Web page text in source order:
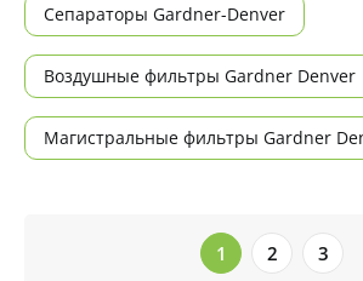
Сепараторы Gardner-Denver
Воздушные фильтры Gardner Denver
Магистральные фильтры Gardner
1 2 3